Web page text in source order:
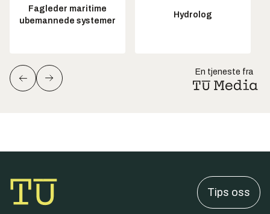
Fagleder maritime
ubemannede systemer
Hydrolog
En tjeneste fra
Tips oss